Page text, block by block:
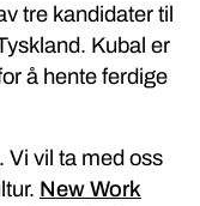
tre kandidater til
Kubal er
å hente ferdige
Vi vil ta med oss
New Work